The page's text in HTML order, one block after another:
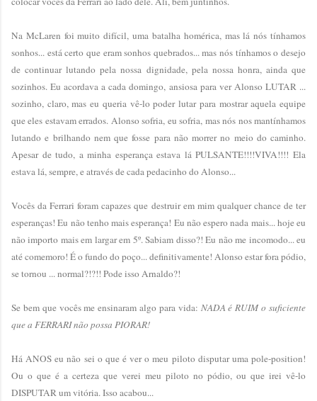
Na McLaren foi muito difícil, uma batalha homérica, mas lá nós tínhamos
sonhos... está certo que eram sonhos quebrados... mas nós tínhamos o desejo
de continuar lutando pela nossa dignidade, pela nossa honra, ainda que
sozinhos. Eu acordava a cada domingo, ansiosa para ver Alonso LUTAR ...
sozinho, claro, mas eu queria vê-lo poder lutar para mostrar aquela equipe
que eles estavam errados. Alonso sofria, eu sofria, mas nós nos mantínhamos
lutando e brilhando nem que fosse para não morrer no meio do caminho.
Apesar de tudo, a minha esperança estava lá PULSANTE!!!!VIVA!!!! Ela
estava lá, sempre, e através de cada pedacinho do Alonso...
Vocês da Ferrari foram capazes que destruir em mim qualquer chance de ter
esperanças! Eu não tenho mais esperança! Eu não espero nada mais... hoje eu
não importo mais em largar em 5º. Sabiam disso?! Eu não me incomodo... eu
até comemoro! É o fundo do poço... definitivamente! Alonso estar fora pódio,
se tornou ... normal?!?!! Pode isso Arnaldo?!
Se bem que vocês me ensinaram algo para vida: NADA é RUIM o suficiente
que a FERRARI não possa PIORAR!
Há ANOS eu não sei o que é ver o meu piloto disputar uma pole-position!
Ou o que é a certeza que verei meu piloto no pódio, ou que irei vê-lo
DISPUTAR um vitória. Isso acabou...